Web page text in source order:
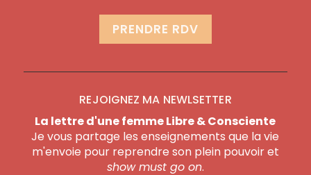
PRENDRE RDV
REJOIGNEZ MA NEWLSETTER
La lettre d'une femme Libre & Consciente
Je vous partage les enseignements que la vie
m'envoie pour reprendre son plein pouvoir et
show must go on.